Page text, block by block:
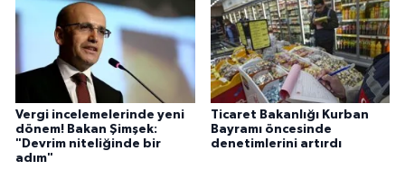
Vergi incelemelerinde yeni
dönem! Bakan Şimşek:
"Devrim niteliğinde bir
adım"
Ticaret Bakanlığı Kurban
Bayramı öncesinde
denetimlerini artırdı